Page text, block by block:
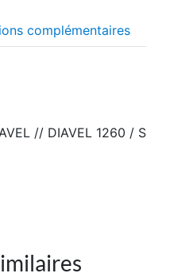
complémentaires
// DIAVEL 1260 / S